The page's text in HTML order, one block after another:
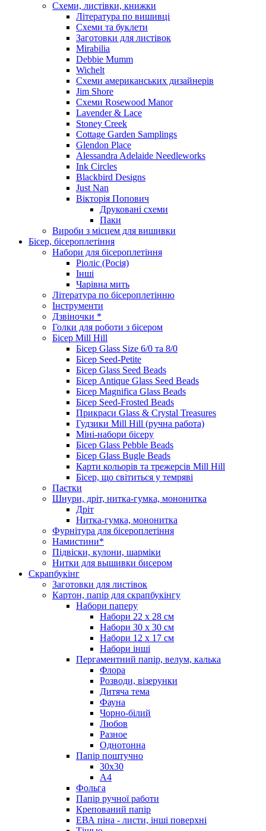
Схеми, листівки, книжки
Література по вишивці
Схеми та буклети
Заготовки для листівок
Mirabilia
Debbie Mumm
Wichelt
Схеми американських дизайнерів
Jim Shore
Cхеми Rosewood Manor
Lavender & Lace
Stoney Creek
Cottage Garden Samplings
Glendon Place
Alessandra Adelaide Needleworks
Ink Circles
Blackbird Designs
Just Nan
Вікторія Попович
Друковані схеми
Паки
Вироби з місцем для вишивки
Бісер, бісероплетіння
Набори для бісероплетіння
Ріоліс (Росія)
Інші
Чарівна мить
Література по бісероплетінню
Інструменти
Дзвіночки *
Голки для роботи з бісером
Бісер Mill Hill
Бісер Glass Size 6/0 та 8/0
Бісер Seed-Petite
Бісер Glass Seed Beads
Бісер Antique Glass Seed Beads
Бісер Magnifica Glass Beads
Бісер Seed-Frosted Beads
Прикраси Glass & Crystal Treasures
Гудзики Mill Hill (ручна работа)
Міні-набори бісеру
Бісер Glass Pebble Beads
Бісер Glass Bugle Beads
Карти кольорів та трежерсів Mill Hill
Бісер, що світиться у темряві
Паєтки
Шнури, дріт, нитка-гумка, мононитка
Дріт
Нитка-гумка, мононитка
Фурнітура для бісероплетіння
Намистини*
Підвіски, кулони, шарміки
Нитки для вышивки бисером
Скрапбукінг
Заготовки для листівок
Картон, папір для скрапбукінгу
Набори паперу
Набори 22 х 28 см
Набори 30 х 30 см
Набори 12 х 17 см
Набори інші
Пергаментний папір, велум, калька
Флора
Розводи, візерунки
Дитяча тема
Фауна
Чорно-білий
Любов
Разное
Однотонна
Папір поштучно
30х30
А4
Фольга
Папір ручної работи
Крепований папір
ЕВА піна - листи, інші поверхні